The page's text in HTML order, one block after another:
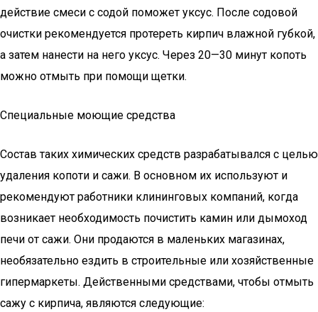
действие смеси с содой поможет уксус. После содовой
очистки рекомендуется протереть кирпич влажной губкой,
а затем нанести на него уксус. Через 20—30 минут копоть
можно отмыть при помощи щетки.
Специальные моющие средства
Состав таких химических средств разрабатывался с целью
удаления копоти и сажи. В основном их используют и
рекомендуют работники клининговых компаний, когда
возникает необходимость почистить камин или дымоход
печи от сажи. Они продаются в маленьких магазинах,
необязательно ездить в строительные или хозяйственные
гипермаркеты. Действенными средствами, чтобы отмыть
сажу с кирпича, являются следующие: